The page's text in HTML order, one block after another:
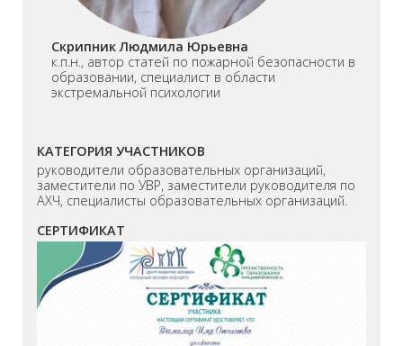
Скрипник Людмила Юрьевна
к.п.н., автор статей по пожарной безопасности в
образовании, специалист в области
экстремальной психологии
КАТЕГОРИЯ УЧАСТНИКОВ
руководители образовательных организаций,
заместители по УВР, заместители руководителя по
АХЧ, специалисты образовательных организаций.
СЕРТИФИКАТ